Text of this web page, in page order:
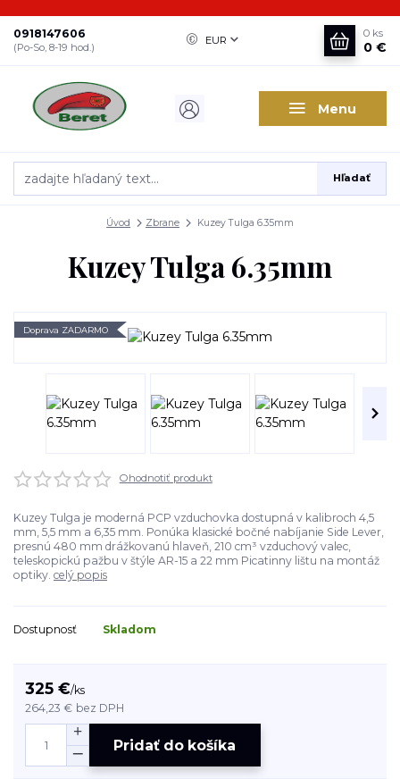
Menu
EUR
Hľadať
0918147606
(Po-So, 8-19 hod.)
0 ks
0 €
Úvod Zbrane Kuzey Tulga 6.35mm
Kuzey Tulga 6.35mm
Doprava ZADARMO
Ohodnotiť produkt
Kuzey Tulga je moderná PCP vzduchovka dostupná v kalibroch 4,5
mm, 5,5 mm a 6,35 mm. Ponúka klasické bočné nabíjanie Side Lever,
presnú 480 mm drážkovanú hlaveň, 210 cm³ vzduchový valec,
teleskopickú pažbu v štýle AR-15 a 22 mm Picatinny lištu na montáž
optiky. celý popis
Dostupnosť Skladom
325 €/ks
264,23 € bez DPH
Pridať do košíka